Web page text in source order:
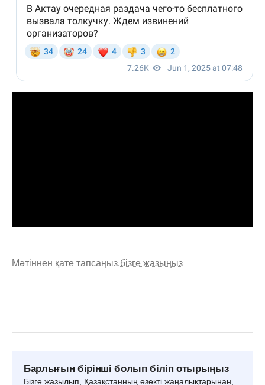
Мәтіннен қате тапсаңыз,бізге жазыңыз
Барлығын бірінші болып біліп отырыңыз
Бізге жазылып, Қазақстанның өзекті жаңалықтарынан,